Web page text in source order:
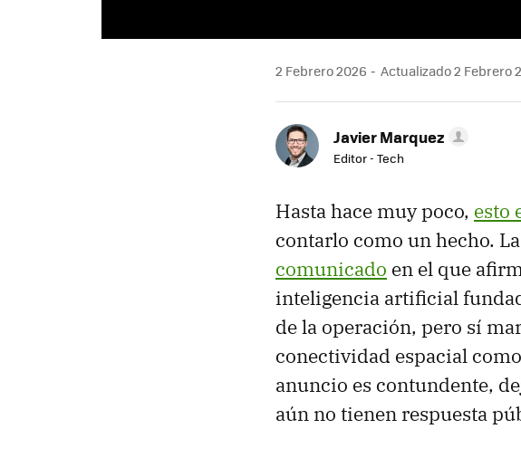
2 Febrero 2026 Actualizado 2 Febrero
Javier Marquez
Editor - Tech
Hasta hace muy poco, esto
contarlo como un hecho.
comunicado en el que
inteligencia artificial
de la operación, pero sí
conectividad espacial
anuncio es contundente,
aún no tienen respuesta